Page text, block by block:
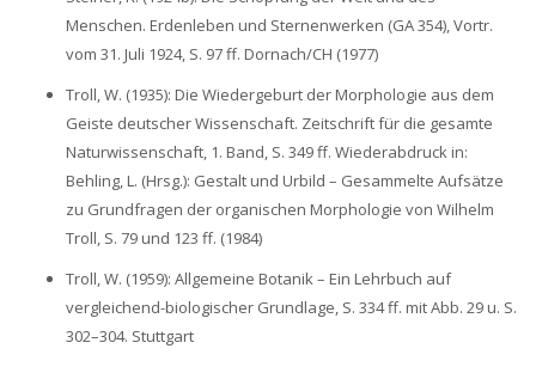
Menschen. Erdenleben und Sternenwerken (GA 354), Vortr.
vom 31. Juli 1924, S. 97 ff. Dornach/CH (1977)
Troll, W. (1935): Die Wiedergeburt der Morphologie aus dem
Geiste deutscher Wissenschaft. Zeitschrift für die gesamte
Naturwissenschaft, 1. Band, S. 349 ff. Wiederabdruck in:
Behling, L. (Hrsg.): Gestalt und Urbild – Gesammelte Aufsätze
zu Grundfragen der organischen Morphologie von Wilhelm
Troll, S. 79 und 123 ff. (1984)
Troll, W. (1959): Allgemeine Botanik – Ein Lehrbuch auf
vergleichend-biologischer Grundlage, S. 334 ff. mit Abb. 29 u. S.
302–304. Stuttgart